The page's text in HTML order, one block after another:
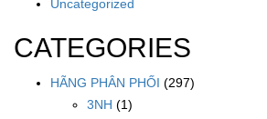
Uncategorized
CATEGORIES
HÃNG PHÂN PHỐI (297)
3NH (1)